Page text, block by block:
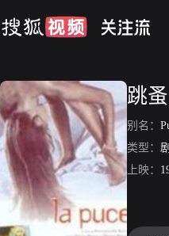
跳蚤
别名：
类型：
上映：